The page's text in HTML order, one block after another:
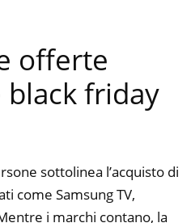
offerte
friday
sottolinea l’acquisto di
come Samsung TV,
i marchi contano, la